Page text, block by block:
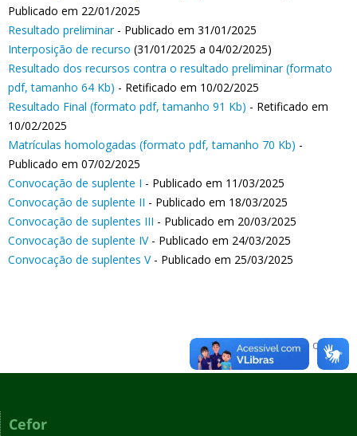
Publicado em 22/01/2025
Resultado preliminar- Publicado em 31/01/2025
Interposição de recurso (31/01/2025 a 04/02/2025)
Resultado dos recursos contra o resultado preliminar (formato
pdf, tamanho 64 Kb) - Retificado em 10/02/2025
Resultado Final (formato pdf, tamanho 91 Kb) - Retificado em
10/02/2025
Matrículas homologadas (formato pdf, tamanho 70 Kb) -
Publicado em 07/02/2025
Convocação de suplente I - Publicado em 11/03/2025
Convocação de suplente II - Publicado em 18/03/2025
Convocação de suplentes III - Publicado em 20/03/2025
Convocação de suplente IV- Publicado em 24/03/2025
Convocação de suplentes V - Publicado em 25/03/2025
Voltar para o topo
Cefor